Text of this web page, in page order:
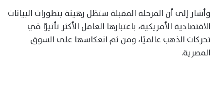
وأشار إلى أن المرحلة المقبلة ستظل رهينة بتطورات البيانات
الاقتصادية الأمريكية، باعتبارها العامل الأكثر تأثيرًا في
تحركات الذهب عالميًا، ومن ثم انعكاسها على السوق
المصرية.